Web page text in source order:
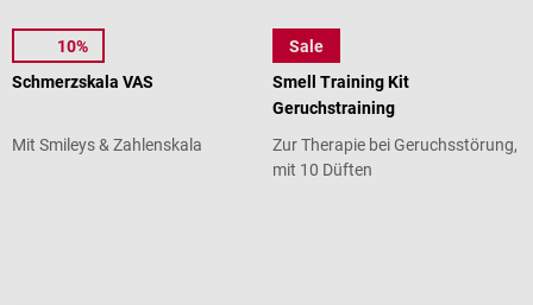
10%
Schmerzskala VAS
Mit Smileys & Zahlenskala
Sale
NOSA
Smell Training Kit
Geruchstraining
Zur Therapie bei Geruchsstörung,
mit 10 Düften